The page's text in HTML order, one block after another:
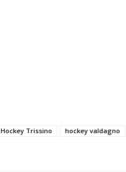
Hockey Trissino
hockey valdagno